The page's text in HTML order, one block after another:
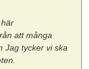
att många
Jag tycker vi ska